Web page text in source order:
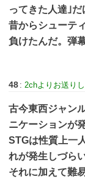
ってきた人達｣だ
昔からシューテ
負けたんだ。弾
48 :2chよりお送り
古今東西ジャン
ニケーションが
STGは性質上一
れが発生しづら
それに加えて難